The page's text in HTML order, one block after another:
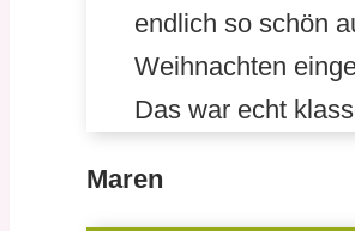
endlich so schön
Weihnachten
Das war echt
Maren